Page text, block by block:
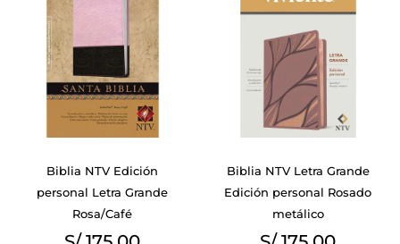
Biblia NTV Edición
personal Letra Grande
Rosa/Café
Biblia NTV Letra Grande
Edición personal Rosado
metálico